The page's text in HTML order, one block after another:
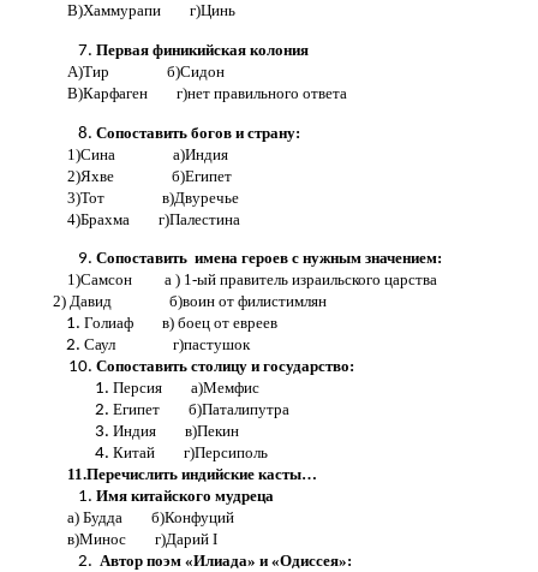
В)Хаммурапи г)Цинь
Первая финикийская колония
А)Тир б)Сидон
В)Карфаген г)нет правильного ответа
Сопоставить богов и страну:
1)Сина а)Индия
2)Яхве б)Египет
3)Тот в)Двуречье
4)Брахма г)Палестина
Сопоставить имена героев с нужным значением:
1)Самсон а ) 1-ый правитель израильского царства
2) Давид б)воин от филистимлян
Голиаф в) боец от евреев
Саул г)пастушок
Сопоставить столицу и государство:
Персия а)Мемфис
Египет б)Паталипутра
Индия в)Пекин
Китай г)Персиполь
11.Перечислить индийские касты…
Имя китайского мудреца
а) Будда б)Конфуций
в)Минос г)Дарий I
Автор поэм «Илиада» и «Одиссея»: